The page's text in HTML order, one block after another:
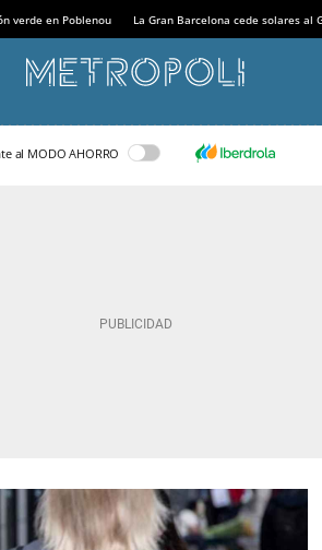
verde en Poblenou La Gran Barcelona cede solares al
al MODO AHORRO